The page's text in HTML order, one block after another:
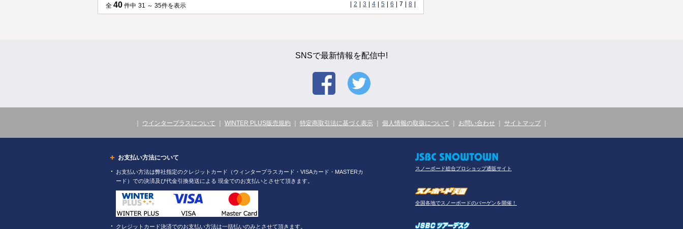
全 40 件中 31 ～ 35件を表示 2 3 4 5 6 7 8
SNSで最新情報を配信中!
ウインタープラスについて WINTER PLUS販売規約 特定商取引法に基づく表示 個人情報の取扱について お問い合わせ サイトマップ
スノーボード総合プロショップ通販サイト
全国各地でスノーボードのバーゲンを開催！
お支払い方法について
お支払い方法は弊社指定のクレジットカード（ウィンタープラスカード・VISAカード・MASTERカ
ード）での決済及び代金引換発送による 現金でのお支払いとさせて頂きます。
クレジットカード決済でのお支払い方法は一括払いのみとさせて頂きます。